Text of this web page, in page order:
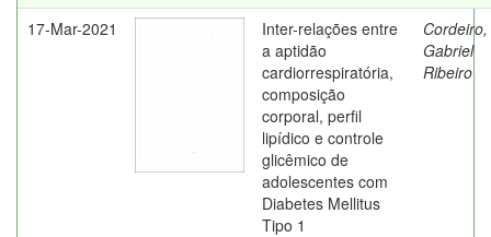
17-Mar-2021
Inter-relações entre
a aptidão
cardiorrespiratória,
composição
corporal, perfil
lipídico e controle
glicêmico de
adolescentes com
Diabetes Mellitus
Tipo 1
Cordeiro,
Gabriel
Ribeiro